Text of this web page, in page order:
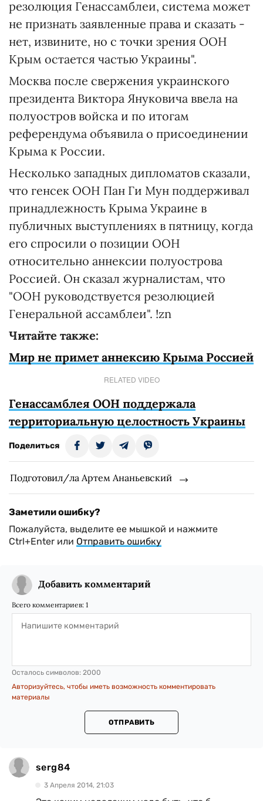
резолюция Генассамблеи, система может
не признать заявленные права и сказать -
нет, извините, но с точки зрения ООН
Крым остается частью Украины".
Москва после свержения украинского
президента Виктора Януковича ввела на
полуостров войска и по итогам
референдума объявила о присоединении
Крыма к России.
Несколько западных дипломатов сказали,
что генсек ООН Пан Ги Мун поддерживал
принадлежность Крыма Украине в
публичных выступлениях в пятницу, когда
его спросили о позиции ООН
относительно аннексии полуострова
Россией. Он сказал журналистам, что
"ООН руководствуется резолюцией
Генеральной ассамблеи". !zn
Читайте также:
Мир не примет аннексию Крыма Россией
RELATED VIDEO
Генассамблея ООН поддержала
территориальную целостность Украины
Поделиться
Подготовил/ла Артем Ананьевский
Заметили ошибку?
Пожалуйста, выделите ее мышкой и нажмите
Ctrl+Enter или Отправить ошибку
Добавить комментарий
Всего комментариев: 1
Осталось символов: 2000
Авторизуйтесь, чтобы иметь возможность комментировать
материалы
ОТПРАВИТЬ
serg84
3 Апреля 2014, 21:03